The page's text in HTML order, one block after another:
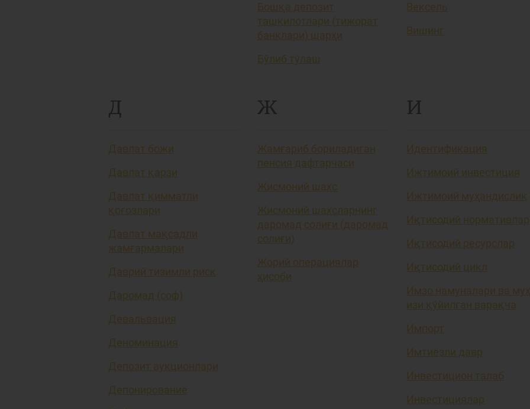
Бошқа депозит
ташкилотлари (тижорат
банклари) шарҳи
Бўлиб тўлаш
Вексель
Вишинг
Д
Давлат божи
Давлат қарзи
Давлат қимматли
қоғозлари
Давлат мақсадли
жамғармалари
Даврий тизимли риск
Даромад (соф)
Девальвация
Деноминация
Депозит аукционлари
Депонирование
Ж
Жамғариб бориладиган
пенсия дафтарчаси
Жисмоний шахс
Жисмоний шахсларнинг
даромад солиғи (даромад
солиғи)
Жорий операциялар
ҳисоби
И
Идентификация
Ижтимоий инвестиция
Ижтимоий муҳандислик
Иқтисодий нормативлар
Иқтисодий ресурслар
Иқтисодий цикл
Имзо намуналари ва
изи қўйилган варақча
Импорт
Имтиёзли давр
Инвестицион талаб
Инвестициялар